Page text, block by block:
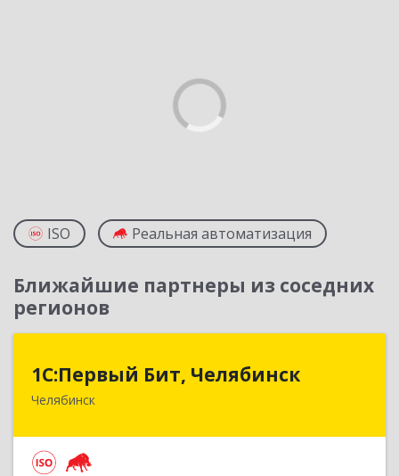
ISO Реальная автоматизация
Ближайшие партнеры из соседних
регионов
1С:Первый Бит, Челябинск
Челябинск
1С:Первый Бит, Челябинск